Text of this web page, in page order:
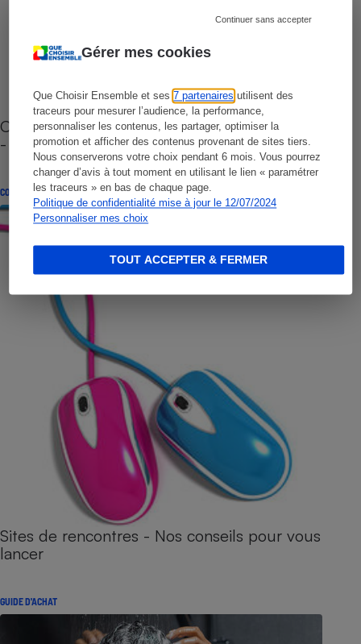
Gérer mes cookies
Que Choisir Ensemble et ses7 partenaires utilisent des
traceurs pour mesurer l’audience, la performance,
personnaliser les contenus, les partager, optimiser la
promotion et afficher des contenus provenant de sites tiers.
Nous conserverons votre choix pendant 6 mois. Vous pourrez
changer d’avis à tout moment en utilisant le lien « paramétrer
les traceurs » en bas de chaque page.
Politique de confidentialité mise à jour le 12/07/2024
Personnaliser mes choix
Continuer sans accepter
TOUT ACCEPTER & FERMER
Cafetière à capsules zéro déchet CoffeeB (vidéo)
- Premières impressions
CONSEILS
Sites de rencontres - Nos conseils pour vous
lancer
GUIDE D'ACHAT